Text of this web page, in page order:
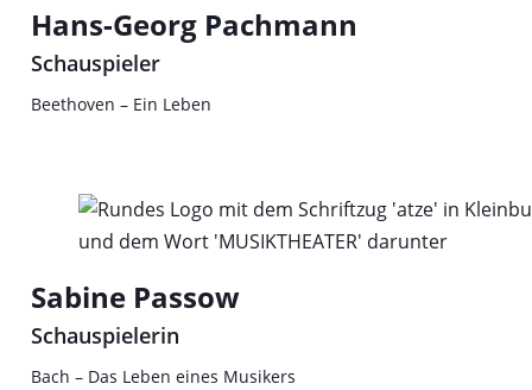
Hans-Georg Pachmann
Schauspieler
Beethoven – Ein Leben
Sabine Passow
Schauspielerin
Bach – Das Leben eines Musikers